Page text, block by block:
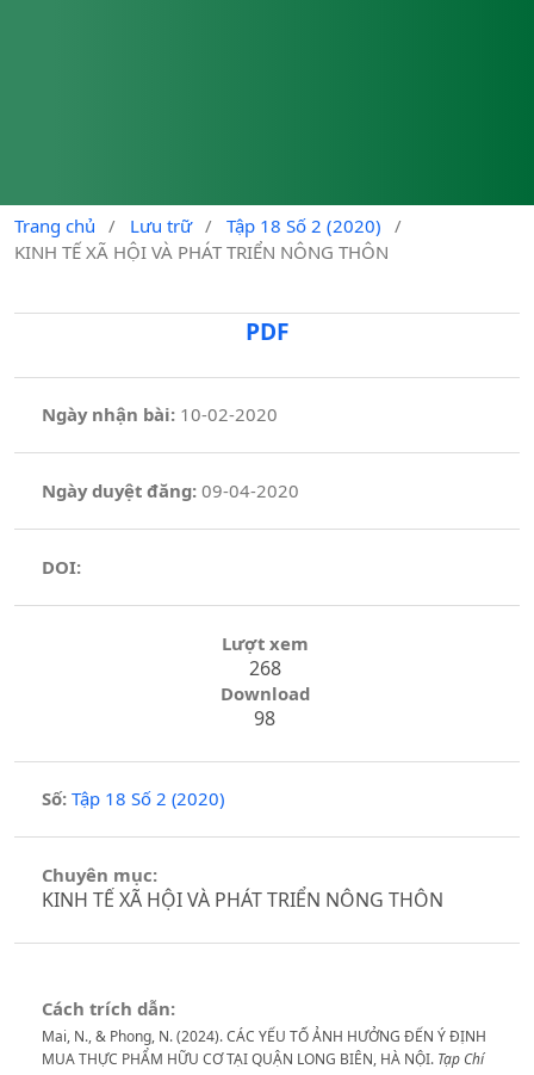
Trang chủ / Lưu trữ / Tập 18 Số 2 (2020)
/
KINH TẾ XÃ HỘI VÀ PHÁT TRIỂN NÔNG THÔN
PDF
Ngày nhận bài: 10-02-2020
Ngày duyệt đăng:09-04-2020
DOI:
Lượt xem
268
Download
98
Số: Tập 18 Số 2 (2020)
Chuyên mục:
KINH TẾ XÃ HỘI VÀ PHÁT TRIỂN NÔNG THÔN
Cách trích dẫn:
Mai, N., & Phong, N. (2024). CÁC YẾU TỐ ẢNH HƯỞNG ĐẾN Ý ĐỊNH
MUA THỰC PHẨM HỮU CƠ TẠI QUẬN LONG BIÊN, HÀ NỘI. Tạp Chí